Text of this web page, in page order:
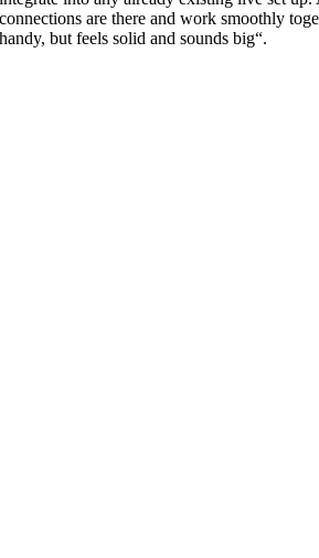
connections are there and work smoothly
handy, but feels solid and sounds big“.